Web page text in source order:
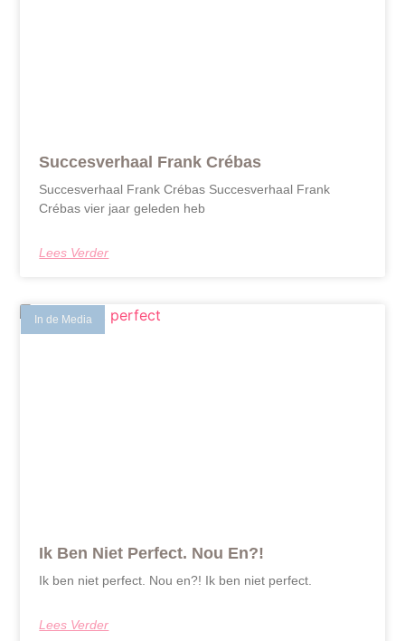
Succesverhaal Frank Crébas
Succesverhaal Frank Crébas Succesverhaal Frank
Crébas vier jaar geleden heb
Lees Verder
In de Media
Ik Ben Niet Perfect. Nou En?!
Ik ben niet perfect. Nou en?! Ik ben niet perfect.
Lees Verder